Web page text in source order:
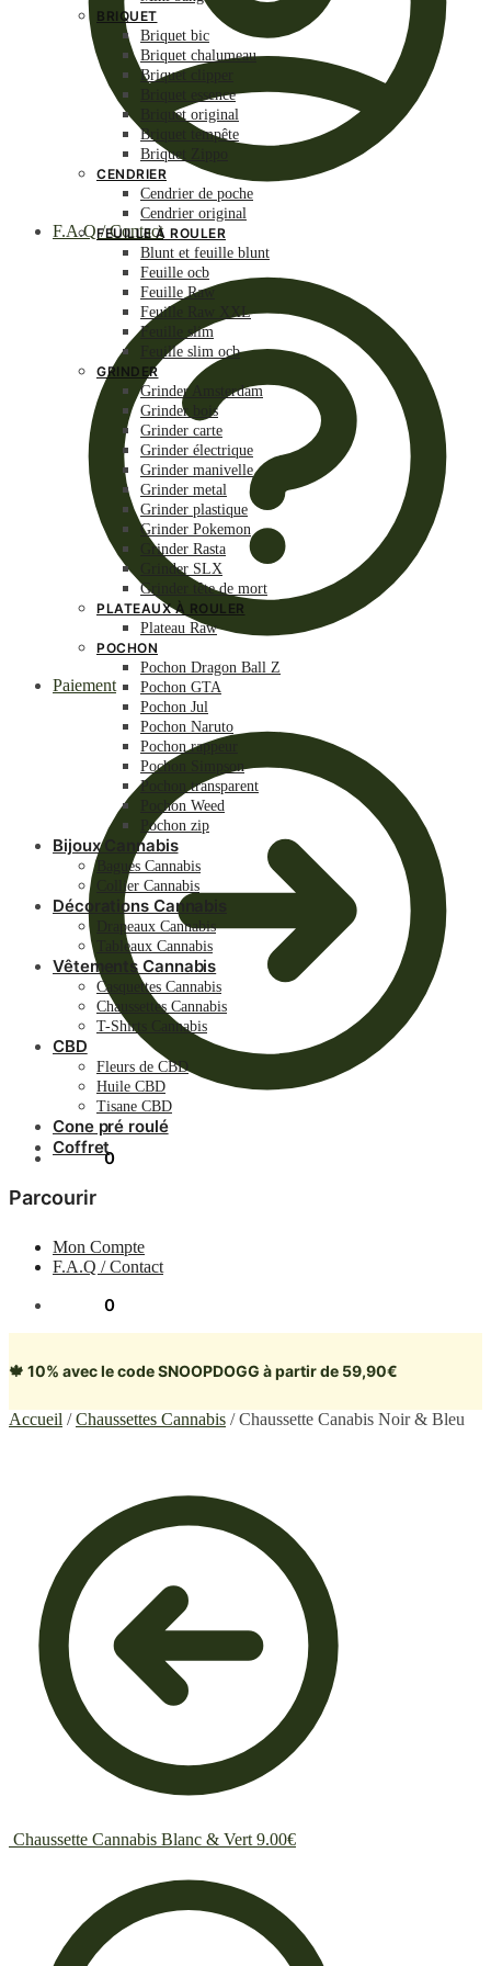
F.A.Q / Contact
Paiement
0.00€ 0
BRIQUET
Briquet bic
Briquet chalumeau
Briquet clipper
Briquet essence
Briquet original
Briquet tempête
Briquet Zippo
CENDRIER
Cendrier de poche
Cendrier original
FEUILLE À ROULER
Blunt et feuille blunt
Feuille ocb
Feuille Raw
Feuille Raw XXL
Feuille slim
Feuille slim ocb
GRINDER
Grinder Amsterdam
Grinder bois
Grinder carte
Grinder électrique
Grinder manivelle
Grinder metal
Grinder plastique
Grinder Pokemon
Grinder Rasta
Grinder SLX
Grinder tête de mort
PLATEAUX À ROULER
Plateau Raw
POCHON
Pochon Dragon Ball Z
Pochon GTA
Pochon Jul
Pochon Naruto
Pochon rappeur
Pochon Simpson
Pochon transparent
Pochon Weed
Pochon zip
Bijoux Cannabis
Bagues Cannabis
Collier Cannabis
Décorations Cannabis
Drapeaux Cannabis
Tableaux Cannabis
Vêtements Cannabis
Casquettes Cannabis
Chaussettes Cannabis
T-Shirts Cannabis
CBD
Fleurs de CBD
Huile CBD
Tisane CBD
Cone pré roulé
Coffret
Parcourir
Mon Compte
F.A.Q / Contact
0
🍁 10% avec le code SNOOPDOGG à partir de 59,90€
Accueil /Chaussettes Cannabis /Chaussette Canabis Noir & Bleu
Chaussette Cannabis Blanc & Vert 9.00€